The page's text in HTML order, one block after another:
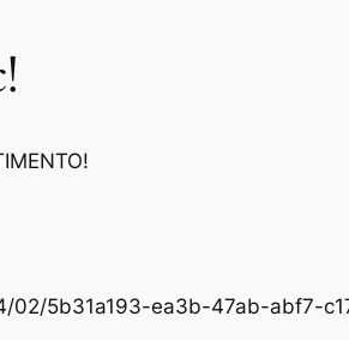
5b31a193-ea3b-47ab-abf7-